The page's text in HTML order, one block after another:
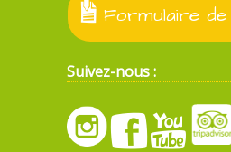
Formulaire
Suivez-nous :